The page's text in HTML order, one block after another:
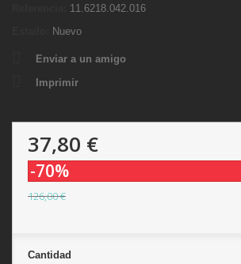
11.6218.042.016
Nuevo
Enviar a un amigo
Imprimir
37,80 €
-70%
126,00 €
Cantidad